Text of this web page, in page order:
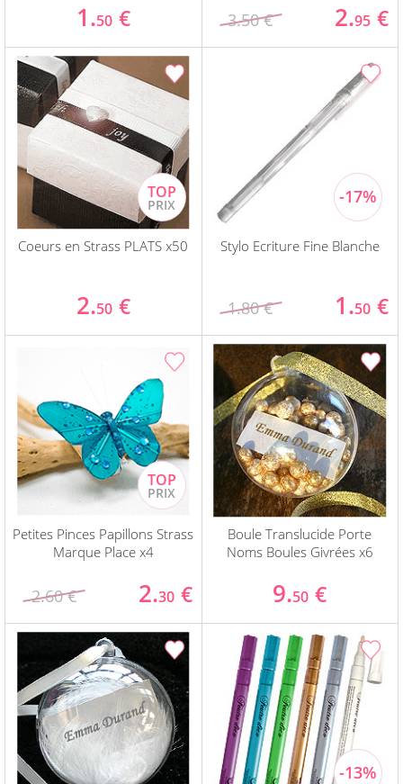
1.50 € 3.50 € 2.95 €
Coeurs en Strass PLATS x50
2.50 €
Stylo Ecriture Fine Blanche
1.80 € 1.50 €
Petites Pinces Papillons Strass
Marque Place x4
2.60 € 2.30 €
Boule Translucide Porte
Noms Boules Givrées x6
9.50 €